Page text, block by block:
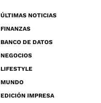
ÚLTIMAS NOTICIAS
FINANZAS
BANCO DE DATOS
NEGOCIOS
LIFESTYLE
MUNDO
EDICIÓN IMPRESA